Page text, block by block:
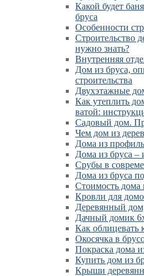
Какой будет
бруса
Особенности
Строительство
нужно знать?
Внутренняя
Дом из бруса,
строительства
Двухэтажные
Как утеплить
ватой:
Садовый дом.
Чем дом из
Дома из
Дома из бруса –
Срубы в
Дома из бруса
Стоимость дома
Кровли для
Деревянный
Дачный домик
Как облицевать
Окосячка в
Покраска дома
Купить дом из
Крыши